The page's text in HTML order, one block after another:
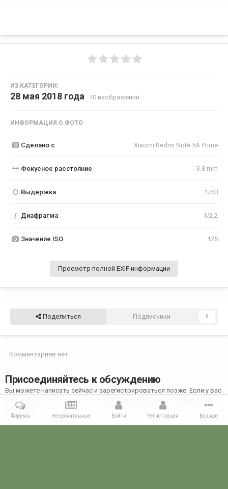
ИЗ КАТЕГОРИИ:
28 мая 2018 года · 70 изображений
ИНФОРМАЦИЯ О ФОТО
Сделано с Xiaomi Redmi Note 5A Prime
Фокусное расстояние 3.8 mm
Выдержка 1/50
f Диафрагма f/2.2
Значение ISO 125
Просмотр полной EXIF информации
Поделиться Подписчики 0
Комментариев нет
Присоединяйтесь к обсуждению
Вы можете написать сейчас и зарегистрироваться позже. Если у вас
есть аккаунт,
авторизуйтесь
, чтобы опубликовать от имени своего
аккаунта.
Форумы Непрочитанные Войти Регистрация Больше